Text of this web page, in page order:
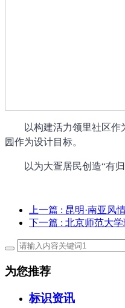
以构建活力领里社区
园作为设计目标。
以为大疍居民创造“有
上一篇 : 昆明·南亚风
下一篇 : 北京师范大
为您推荐
标识资讯